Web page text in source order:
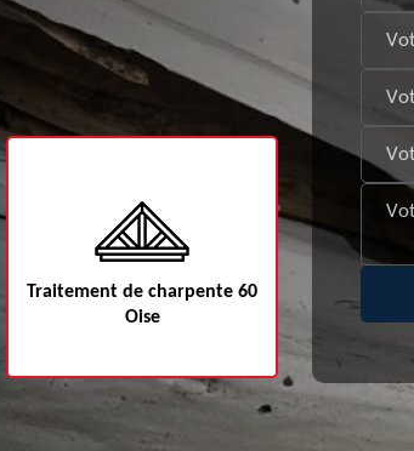
Traitement de charpente 60
Etanchéité de